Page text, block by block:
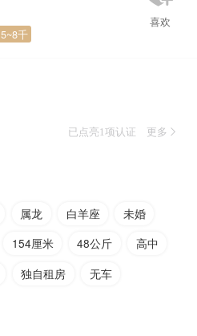
5~8千
已点亮1项认证 更多
属龙 白羊座
未婚
154厘米 48公斤
高中
独自租房
无车